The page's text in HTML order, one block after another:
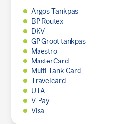
Argos Tankpas
BP Routex
DKV
GP Groot tankpas
Maestro
MasterCard
Multi Tank Card
Travelcard
UTA
V-Pay
Visa